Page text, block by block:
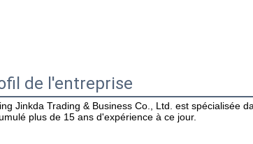
de l'entreprise
Jinkda Trading & Business Co., Ltd. est spécialisée
plus de 15 ans d'expérience à ce jour.